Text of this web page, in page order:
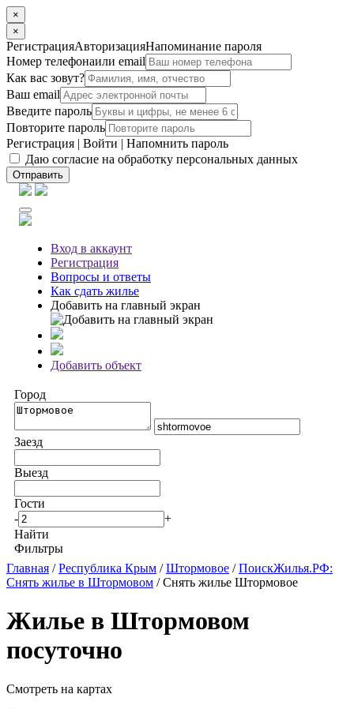
×
×
РегистрацияАвторизацияНапоминание пароля
Номер телефонаили email
Как вас зовут?
Ваш email
Введите пароль
Повторите пароль
Регистрация | Войти | Напомнить пароль
Даю согласие на обработку персональных данных
Отправить
Вход в аккаунт
Регистрация
Вопросы и ответы
Как сдать жилье
Добавить на главный экран
Добавить объект
Город
Заезд
Выезд
Гости
-
+
Найти
Фильтры
Главная /Республика Крым /Штормовое /ПоискЖилья.РФ:
Снять жилье в Штормовом / Снять жилье Штормовое
Жилье в Штормовом
посуточно
Смотреть на картах